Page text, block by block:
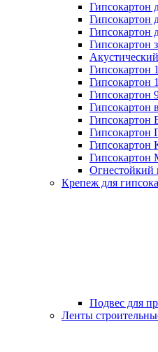
Гипсокартон
Гипсокартон
Гипсокартон
Гипсокартон
Гипсокартон
Гипсокартон
Гипсокартон
Гипсокартон
Гипсокартон
Гипсокартон
Гипсокартон
Гипсокартон
Огнестойкий
Крепеж для
Подвес для
Ленты